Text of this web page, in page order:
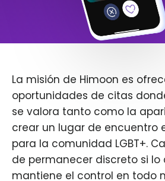
La misión de Himoon es
oportunidades de citas
se valora tanto como la
crear un lugar de encuentro
para la comunidad LGBT+.
de permanecer discreto si lo
mantiene el control en todo